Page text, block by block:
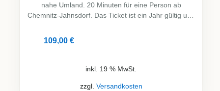
nahe Umland. 20 Minuten für eine Person ab
Chemnitz-Jahnsdorf. Das Ticket ist ein Jahr gültig und
109,00€
inkl. 19 % MwSt.
zzgl. Versandkosten